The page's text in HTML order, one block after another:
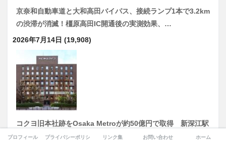
京奈和自動車道と大和高田バイパス、接続ランプ1本で3.2km
の渋滞が消滅！橿原高田IC開通後の実測効果、…
2026年7月14日 (19,908)
コクヨ旧本社跡をOsaka Metroが約50億円で取得 新深江駅
前で住宅・商業開発、沿線価値の向上へ布石
プロフィール プライバシーポリシー リンク集 お問い合わせ ホーム